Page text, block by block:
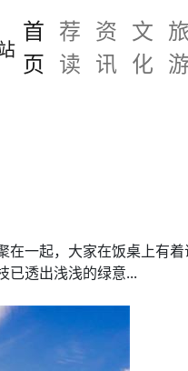
首
页
荐
读
资
讯
文
化
旅
游
一起，大家在饭桌上有
已透出浅浅的绿意...